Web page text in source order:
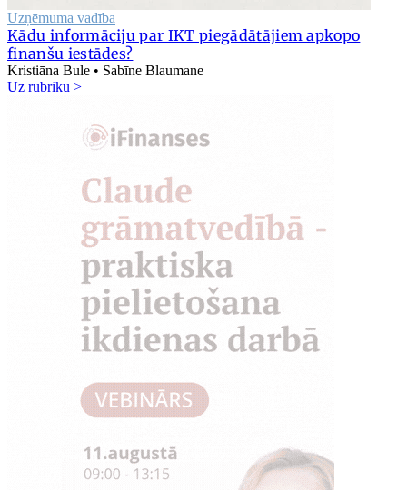
Uzņēmuma vadība
Kādu informāciju par IKT piegādātājiem apkopo
finanšu iestādes?
Kristiāna Bule • Sabīne Blaumane
Uz rubriku >